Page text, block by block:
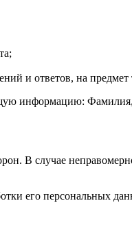
и ответов, на предмет
информацию:
В случае
его персональных